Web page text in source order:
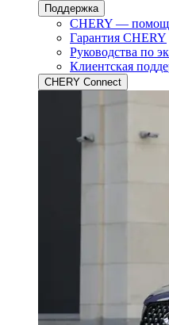
Поддержка
CHERY —
Гарантия CHERY
Руководства по
Клиентская
CHERY Connect